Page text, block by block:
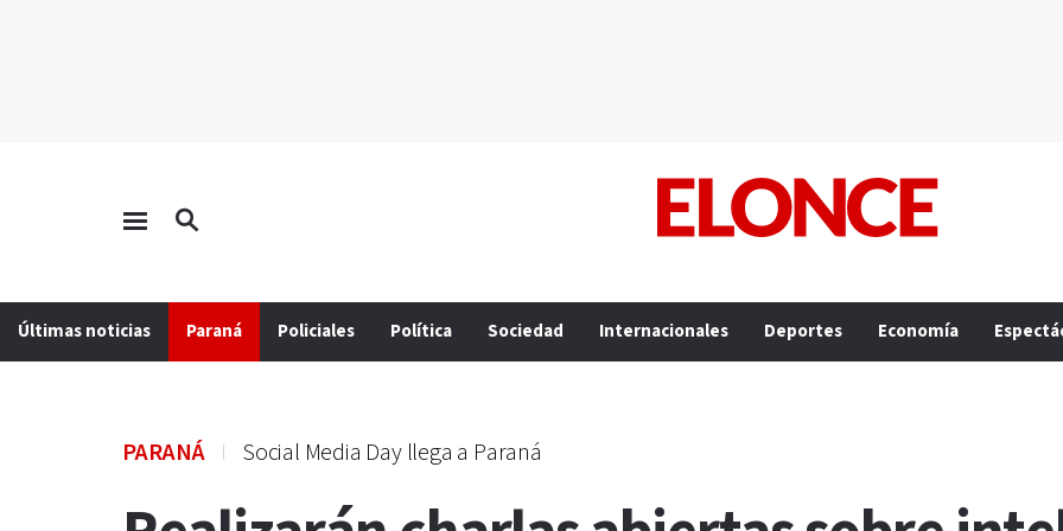
Últimas noticias Paraná Policiales Política Sociedad Internacionales Deportes Economía
PARANÁ Social Media Day llega a Paraná